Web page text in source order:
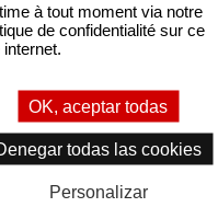
con éxito internacional
à tout moment via notre
de confidentialité sur ce
internet.
OK, aceptar todas
todas las cookies
Personalizar